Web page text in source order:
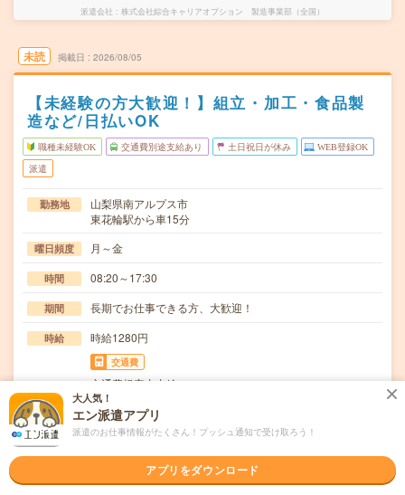
派遣会社 株式会社綜合キャリアオプション 製造事業部（全国）
未読 掲載日 2026/08/05
【未経験の方大歓迎！】組立・加工・食品製
造など/日払いOK
職種未経験OK 交通費別途支給あり 土日祝日が休み WEB登録OK
派遣
勤務地
山梨県南アルプス市
東花輪駅から車15分
曜日頻度 月～金
時間 08:20～17:30
期間 長期でお仕事できる方、大歓迎！
時給 時給1280円
交通費
交通費規定内支給
仕事内容
空調完備で働きやすい環境！家具(主に収納棚)に関わる製
造補助業務【取扱製品情報】家具≪待遇・福利厚生…
応募資格
職種未経験OK / ブランクOK / 英語力不要
◆未経験OK！〇まずは事前登録だけでもOK！履歴書不要
で気軽にオンライン登録★氏名・職種などを入力す…
大人気！
エン派遣アプリ
派遣のお仕事情報がたくさん！プッシュ通知で受け取ろう！
アプリをダウンロード